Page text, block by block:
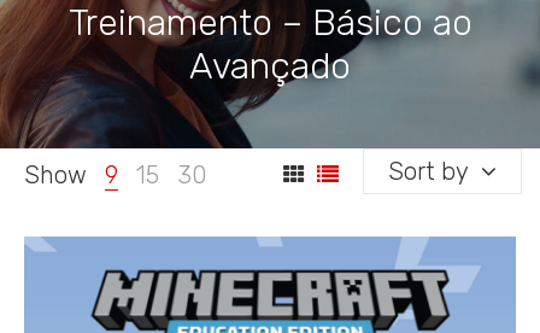
Treinamento – Básico ao
Avançado
Show 9 15 30 Sort by